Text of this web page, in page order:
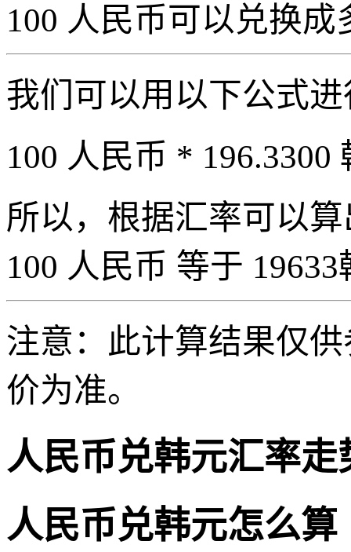
100 人民币可以兑换成
我们可以用以下公式
100 人民币 * 196.3300
所以，根据汇率可以
100 人民币 等于
注意：此计算结果仅
价为准。
人民币兑韩元汇率走
人民币兑韩元怎么算